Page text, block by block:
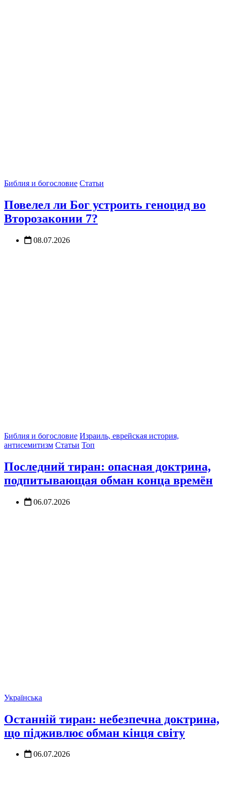
Библия и богословие Статьи
Повелел ли Бог устроить геноцид во
Второзаконии 7?
08.07.2026
Библия и богословие Израиль, еврейская история,
антисемитизм Статьи Топ
Последний тиран: опасная доктрина,
подпитывающая обман конца времён
06.07.2026
Українська
Останній тиран: небезпечна доктрина,
що підживлює обман кінця світу
06.07.2026